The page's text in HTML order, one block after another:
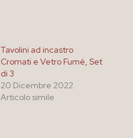
Tavolini ad incastro
Cromati e Vetro Fumé, Set
di 3
20 Dicembre 2022
Articolo simile